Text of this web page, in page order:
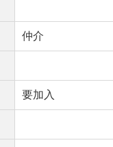
仲介
要加入